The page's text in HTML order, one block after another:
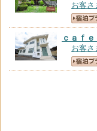
お客さ
ｃａｆ
お客さ